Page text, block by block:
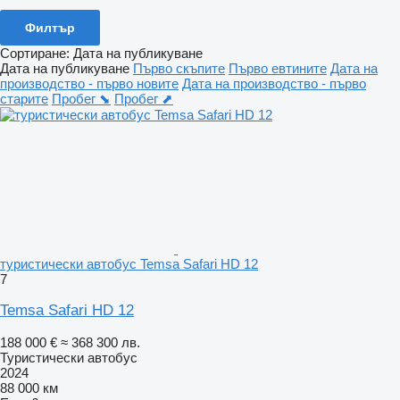
Филтър
Сортиране: Дата на публикуване
Дата на публикуване Първо скъпите Първо евтините Дата на
производство - първо новите Дата на производство - първо
старите Пробег ⬊ Пробег ⬈
туристически автобус Temsa Safari HD 12
7
Temsa Safari HD 12
188 000 € ≈ 368 300 лв.
Туристически автобус
2024
88 000 км